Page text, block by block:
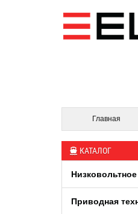
Главная
КАТАЛОГ
Приводная